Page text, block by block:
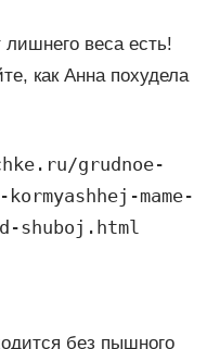
веса есть!
как Анна похудела
grudnoe-
mame-
shuboj.html
без пышного